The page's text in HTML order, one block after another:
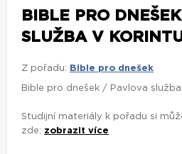
BIBLE PRO
SLUŽBA V
Z pořadu: Bible pro dnešek
Bible pro dnešek / Pavlova
Studijní materiály k pořadu si
zde: zobrazit více